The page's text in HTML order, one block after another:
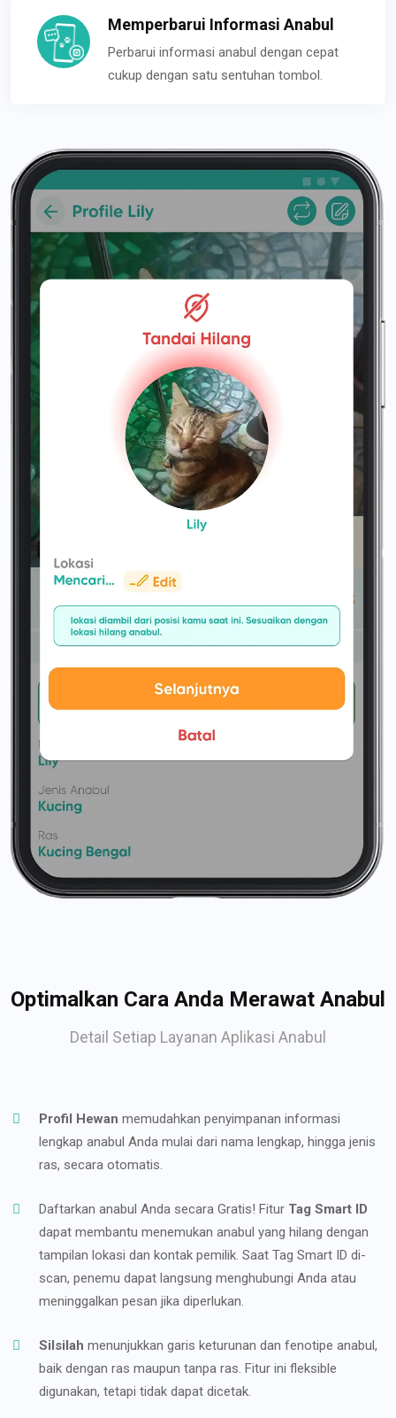
Memperbarui Informasi Anabul
Perbarui informasi anabul dengan cepat
cukup dengan satu sentuhan tombol.
Optimalkan Cara Anda Merawat Anabul
Detail Setiap Layanan Aplikasi Anabul
Profil Hewan memudahkan penyimpanan informasi
lengkap anabul Anda mulai dari nama lengkap, hingga jenis
ras, secara otomatis.
Daftarkan anabul Anda secara Gratis! Fitur Tag Smart ID
dapat membantu menemukan anabul yang hilang dengan
tampilan lokasi dan kontak pemilik. Saat Tag Smart ID di-
scan, penemu dapat langsung menghubungi Anda atau
meninggalkan pesan jika diperlukan.
Silsilah menunjukkan garis keturunan dan fenotipe anabul,
baik dengan ras maupun tanpa ras. Fitur ini fleksible
digunakan, tetapi tidak dapat dicetak.